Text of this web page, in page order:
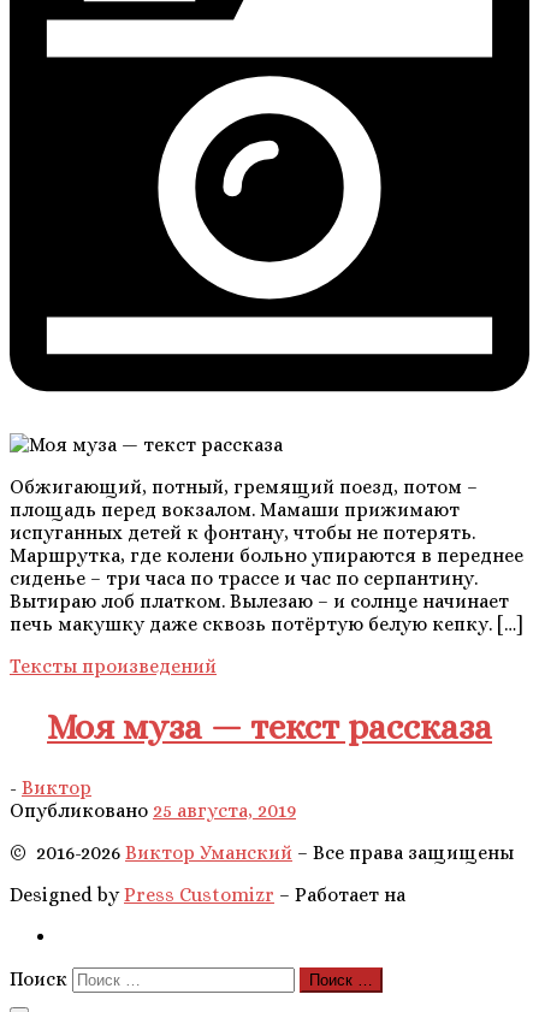
Обжигающий, потный, гремящий поезд, потом –
площадь перед вокзалом. Мамаши прижимают
испуганных детей к фонтану, чтобы не потерять.
Маршрутка, где колени больно упираются в переднее
сиденье – три часа по трассе и час по серпантину.
Вытираю лоб платком. Вылезаю – и солнце начинает
печь макушку даже сквозь потёртую белую кепку. […]
Тексты произведений
Моя муза — текст рассказа
- Виктор
Опубликовано 25 августа, 2019
© 2016-2026 Виктор Уманский – Все права защищены
Designed byPress Customizr – Работает на
Поиск Поиск …